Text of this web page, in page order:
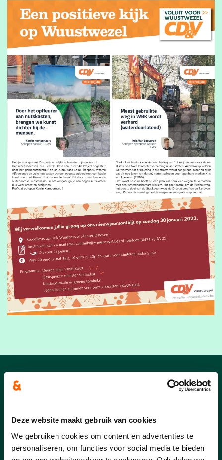
Deze website maakt gebruik van cookies
We gebruiken cookies om content en advertenties te
personaliseren, om functies voor social media te bieden
Publicaties CD&V
Wuustwezel